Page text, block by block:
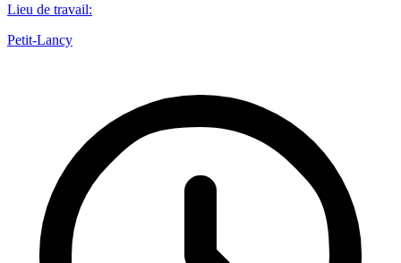
Lieu de travail:
Petit-Lancy